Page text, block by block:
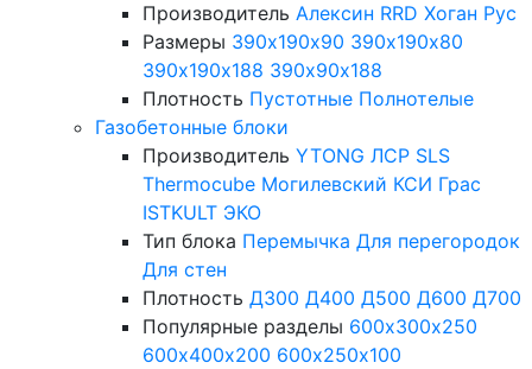
Производитель Алексин RRD Хоган Рус
Размеры 390х190х90 390х190х80
390х190х188 390х90х188
Плотность Пустотные Полнотелые
Газобетонные блоки
Производитель YTONG ЛСР SLS
Thermocube Могилевский КСИ Грас
ISTKULT ЭКО
Тип блока Перемычка Для перегородок
Для стен
Плотность Д300 Д400 Д500 Д600 Д700
Популярные разделы 600х300х250
600х400х200 600х250х100